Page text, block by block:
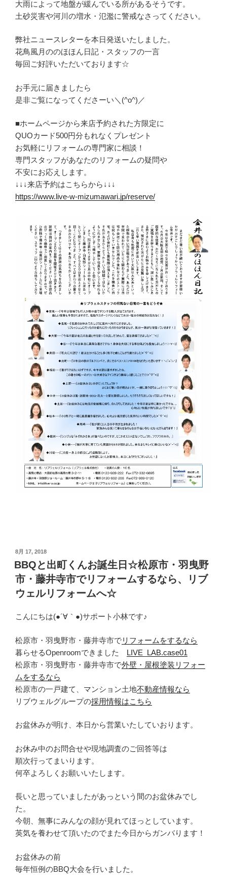
大雨によって地盤が緩んでいる所があるそうです。
土砂災害や河川の増水・氾濫に警戒なさってください。
弊社ニュースレターを本日発送いたしました。
花鳥風月ののほほん日記・スタッフの一言
毎回ご好評いただいております☆
お手元に届きましたら
是非ご覧になってくださーい＼(^o^)／
■ホームページから来店予約された方限定に
QUOカード500円分もれなくプレゼント
お気軽にリフォームの専門家に相談！
専門スタッフがあなたのリフォームの疑問や
不安にお応えします。
↓↓↓来店予約はこちらから↓↓↓
https://www.live-w-mizumawari.jp/reserve/
投
稿
日:
8月 17, 2018
BBQと出町くんお誕生日☆松原市・羽曳野
市・藤井寺市でリフォームするなら、リブ
ウェルリフォームへ☆
こんにちは(●´∀｀●)サポート小林です♪
松原市・羽曳野市・藤井寺市でリフォームをするなら
暮らせるOpenroomできました LIVE_LAB.case01
松原市・羽曳野市・藤井寺市で外壁・屋根塗装リフォー
ムをするなら
松原市の一戸建て、マンション土地不動産情報なら
リブウェルグループの採用情報はこちら
お盆休みが明け、本日から営業いたしていおります。
お休み中のお問合せや現地調査のご回答等は
順次行ってまいります。
何卒よろしくお願いいたします。
長いと思っていましたがあっという間のお盆休みでし
た。
今朝、無事にみんなの顔が見れてほっとしています。
英気を養わせて頂いたのでまた今日からガンバります！
お盆休みの前
毎年恒例のBBQ大会を行いました。